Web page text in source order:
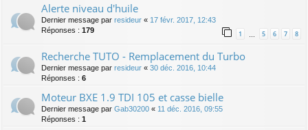
Alerte niveau d'huile
Dernier message par resideur « 17 févr. 2017, 12:43
Réponses : 179 1 5 6 7 8
Recherche TUTO - Remplacement du Turbo
Dernier message par resideur « 30 déc. 2016, 10:44
Réponses : 6
Moteur BXE 1.9 TDI 105 et casse bielle
Dernier message par Gab30200 « 11 déc. 2016, 09:55
Réponses : 1